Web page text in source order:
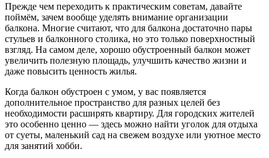
Прежде чем переходить к практическим советам, давайте
поймём, зачем вообще уделять внимание организации
балкона. Многие считают, что для балкона достаточно пары
стульев и балконного столика, но это только поверхностный
взгляд. На самом деле, хорошо обустроенный балкон может
увеличить полезную площадь, улучшить качество жизни и
даже повысить ценность жилья.
Когда балкон обустроен с умом, у вас появляется
дополнительное пространство для разных целей без
необходимости расширять квартиру. Для городских жителей
это особенно ценно — здесь можно найти уголок для отдыха
от суеты, маленький сад на свежем воздухе или уютное место
для занятий хобби.